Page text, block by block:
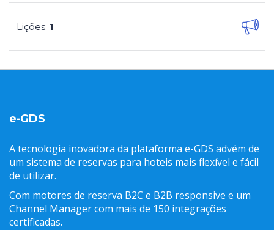
Lições: 1
e-GDS
A tecnologia inovadora da plataforma e-GDS advém de
um sistema de reservas para hoteis mais flexível e fácil
de utilizar.
Com motores de reserva B2C e B2B responsive e um
Channel Manager com mais de 150 integrações
certificadas.